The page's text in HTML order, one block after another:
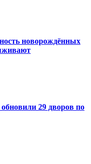
новорождённых
29 дворов по